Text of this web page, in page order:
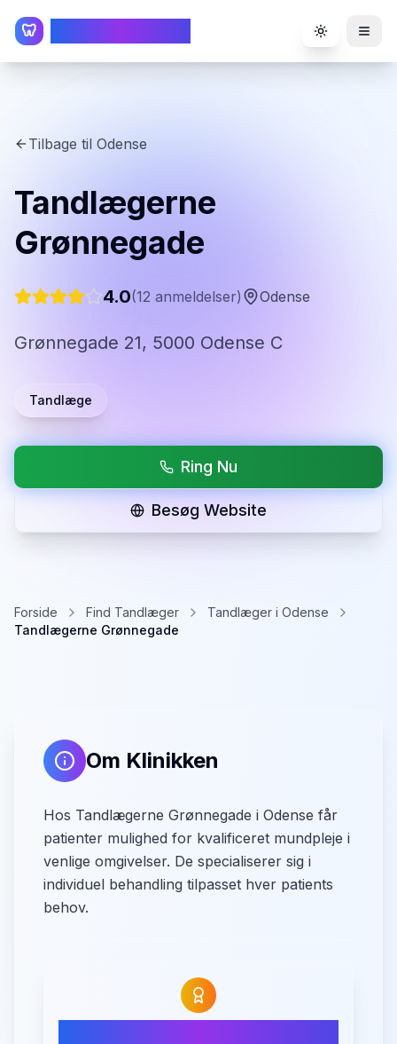
🦷 Toggle
Tilbage til Odense
Tandlægerne
Grønnegade
4.0(12 anmeldelser) Odense
Grønnegade 21, 5000 Odense C
Tandlæge
Ring Nu
Besøg Website
Forside Find Tandlæger
Tandlæger i Odense
Tandlægerne Grønnegade
Om Klinikken
Hos Tandlægerne Grønnegade i Odense får
patienter mulighed for kvalificeret mundpleje i
venlige omgivelser. De specialiserer sig i
individuel behandling tilpasset hver patients
behov.